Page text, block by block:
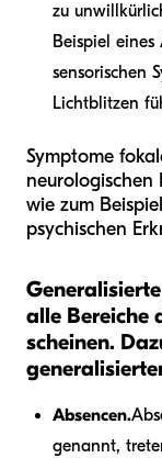
zu
Beispiel
sensorischen
Lichtblitzen
Symptome
neurologischen
wie zum
psychischen
alle Bereiche
scheinen.
Absencen.
genannt,